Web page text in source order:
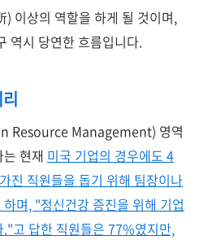
이상의 역할을 하게 될 것이며,
역시 당연한 흐름입니다.
Resource Management) 영역
현재 미국 기업의 경우에도 4
진 직원들을 돕기 위해 팀장이나
며, "정신건강 증진을 위해 기업
고 답한 직원들은 77%였지만,